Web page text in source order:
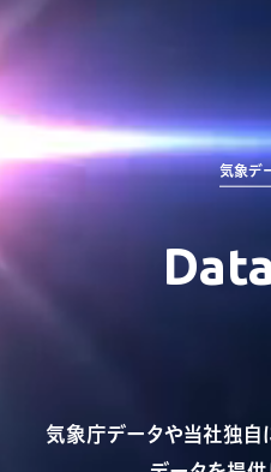
気象デ
気象庁データや当社独自